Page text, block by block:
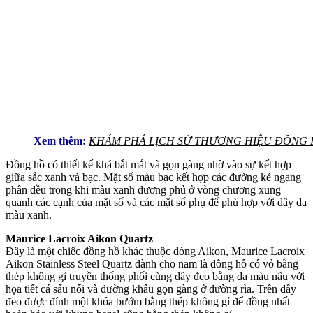
Xem thêm: KHÁM PHÁ LỊCH SỬ THƯƠNG HIỆU ĐỒNG
Đồng hồ có thiết kế khá bắt mắt và gọn gàng nhờ vào sự kết hợp
giữa sắc xanh và bạc. Mặt số màu bạc kết hợp các đường kẻ ngang
phân đều trong khi màu xanh dương phủ ở vòng chương xung
quanh các cạnh của mặt số và các mặt số phụ để phù hợp với dây da
màu xanh.
Maurice Lacroix Aikon Quartz
Đây là một chiếc đồng hồ khác thuộc dòng Aikon, Maurice Lacroix
Aikon Stainless Steel Quartz dành cho nam là đồng hồ có vỏ bằng
thép không gỉ truyền thống phối cùng dây đeo bằng da màu nâu với
họa tiết cá sấu nổi và đường khâu gọn gàng ở đường rìa. Trên dây
đeo được đính một khóa bướm bằng thép không gỉ để đồng nhất